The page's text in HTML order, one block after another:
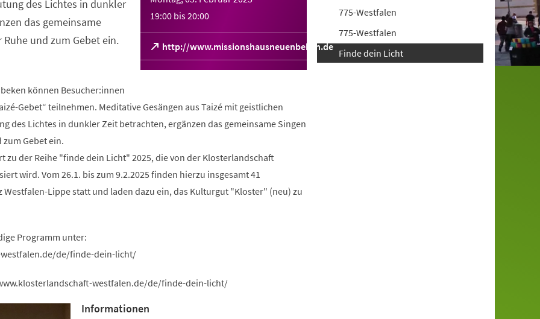
19:00 bis20:00
http://www.missionshausneuenbeken.de
(Öffnet
in
Tab)
des Lichtes in dunkler
das gemeinsame
und zum Gebet ein.
können Besucher:innen
Gebet“ teilnehmen. Meditative Gesängen aus Taizé mit geistlichen
des Lichtes in dunkler Zeit betrachten, ergänzen das gemeinsame Singen
Gebet ein.
zu der Reihe "finde dein Licht" 2025, die von der Klosterlandschaft
wird. Vom 26.1. bis zum 9.2.2025 finden hierzu insgesamt 41
Westfalen-Lippe statt und laden dazu ein, das Kulturgut "Kloster" (neu) zu
Programm unter:
de/finde-dein-licht/
westfalen.de/de/finde-dein-licht/
Informationen
775-Westfalen
775-Westfalen
Finde dein Licht